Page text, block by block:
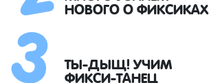
НОВОГО О ФИКСИКАХ
ТЫ-ДЫЩ! УЧИМ
ФИКСИ-ТАНЕЦ